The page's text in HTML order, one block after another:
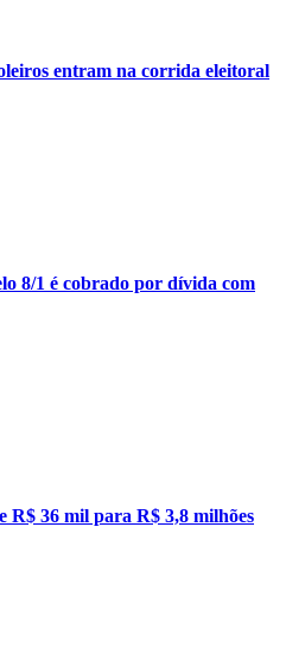
entram na corrida eleitoral
8/1 é cobrado por dívida com
R$ 36 mil para R$ 3,8 milhões